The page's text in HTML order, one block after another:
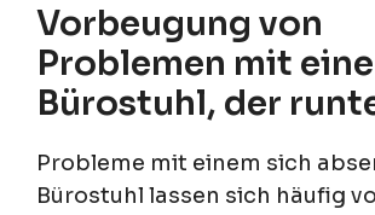
Vorbeugung von
Problemen mit
Bürostuhl, der
Probleme mit einem sich
Bürostuhl lassen sich häufig